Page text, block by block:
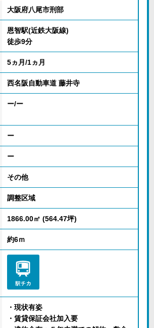
大阪府八尾市刑部
恩智駅(近鉄大阪線)
徒歩9分
5ヵ月/1ヵ月
西名阪自動車道 藤井寺
ー/ー
ー
ー
その他
調整区域
1866.00㎡ (564.47坪)
約6ｍ
・現状有姿
・賃貸保証会社加入要